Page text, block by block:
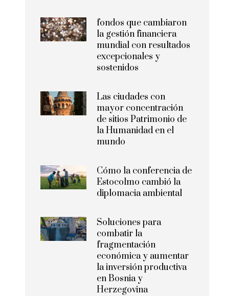
fondos que cambiaron
la gestión financiera
mundial con resultados
excepcionales y
sostenidos
Las ciudades con
mayor concentración
de sitios Patrimonio de
la Humanidad en el
mundo
Cómo la conferencia de
Estocolmo cambió la
diplomacia ambiental
Soluciones para
combatir la
fragmentación
económica y aumentar
la inversión productiva
en Bosnia y
Herzegovina